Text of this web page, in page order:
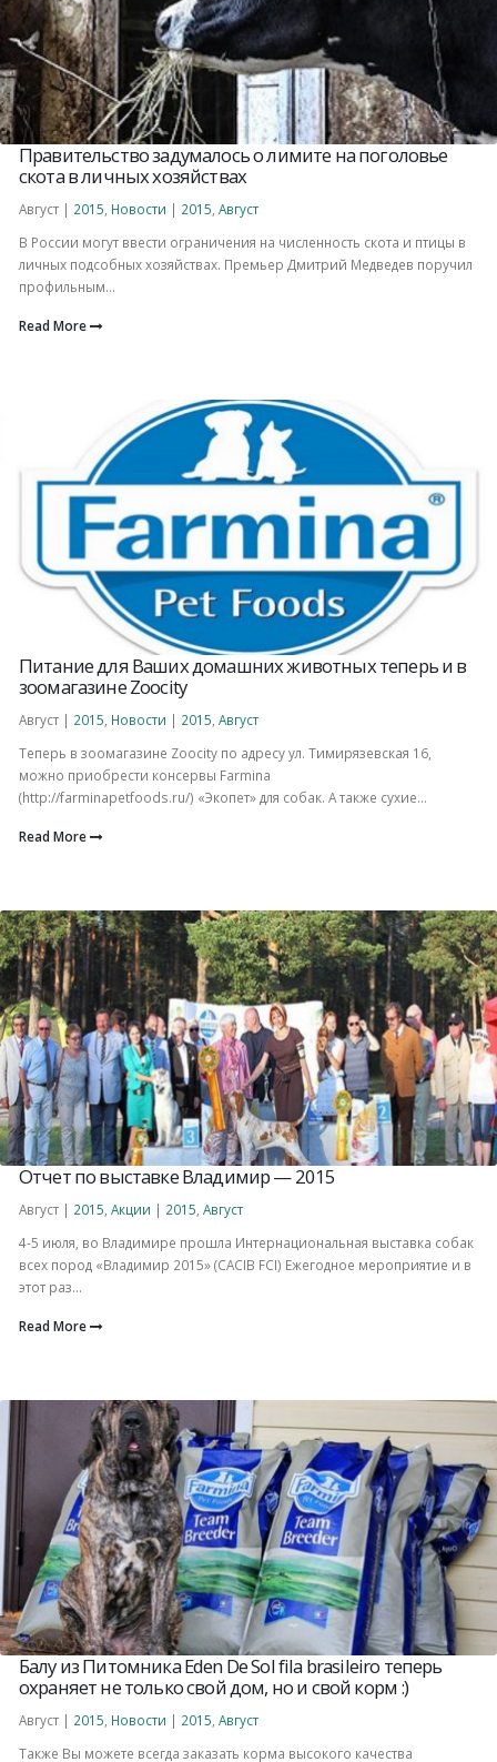
Правительство задумалось о лимите на поголовье
скота в личных хозяйствах
Август | 2015 Новости | 2015 Август
В России могут ввести ограничения на численность скота и птицы в
личных подсобных хозяйствах. Премьер Дмитрий Медведев поручил
профильным...
Read More
Питание для Ваших домашних животных теперь и в
зоомагазине Zoocity
Август | 2015 Новости | 2015 Август
Теперь в зоомагазине Zoocity по адресу ул. Тимирязевская 16,
можно приобрести консервы Farmina
(http://farminapetfoods.ru/) «Экопет» для собак. А также сухие...
Read More
Отчет по выставке Владимир — 2015
Август | 2015 Акции | 2015 Август
4-5 июля, во Владимире прошла Интернациональная выставка собак
всех пород «Владимир 2015» (CACIB FCI) Ежегодное мероприятие и в
этот раз...
Read More
Балу из Питомника Eden De Sol fila brasileiro теперь
охраняет не только‎ свой дом, но и свой корм :)
Август | 2015 Новости | 2015 Август
Также Вы можете всегда заказать корма высокого качества